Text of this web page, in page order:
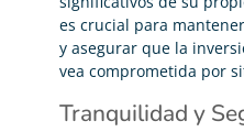
es crucial para
y asegurar que la
vea comprometida por
Tranquilidad y